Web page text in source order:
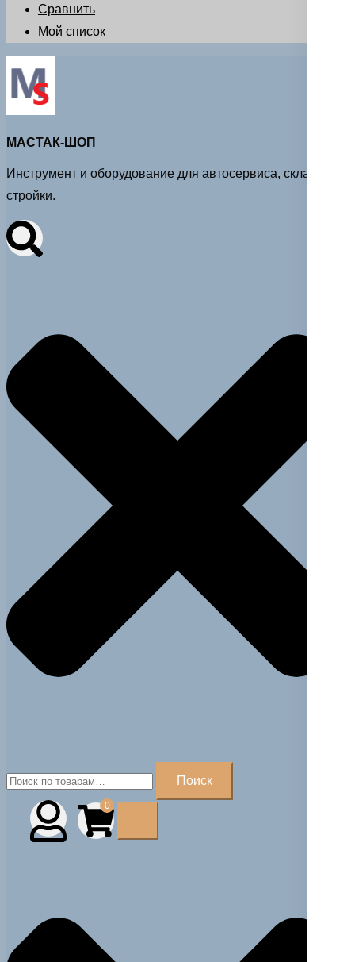
Сравнить
Мой список
МАСТАК-ШОП
Инструмент и оборудование для автосервиса, склада и
стройки.
Искать:
Поиск
0